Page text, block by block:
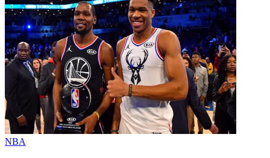
NBA